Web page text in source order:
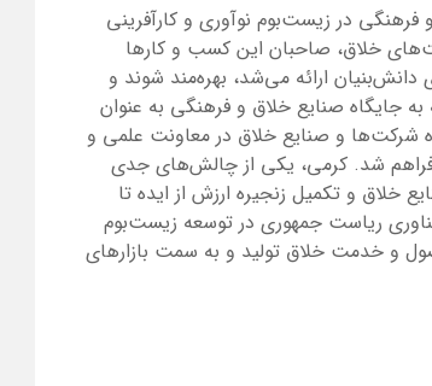
یک هزار و ۹۶ شرکت خلاق و فرهنگی در زیست‌بوم نوآوری و کارآفرینی
خلاق، صاحبان این کسب و کارها
ارائه می‌شد، بهره‌مند شوند و
به جایگاه صنایع خلاق و فرهنگی به عنوان
شرکت‌ها و صنایع خلاق در معاونت علمی و
فراهم شد. کرمی، یکی از چالش‌های جدی
خلاق و تکمیل زنجیره ارزش از ایده تا
ریاست جمهوری در توسعه زیست‌بوم
و خدمت خلاق تولید و به سمت بازارهای